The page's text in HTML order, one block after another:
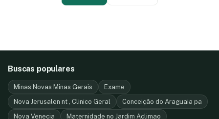
Buscas populares
Minas Novas Minas Gerais
Exame
Nova Jerusalen nt , Clinico Geral
Conceição do Araguaia pa
Nova Venecia
Maternidade no Jardim Aclimao